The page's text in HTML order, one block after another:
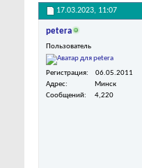
17.03.2023, 11:07
petera
Пользователь
Регистрация
06.05.2011
Адрес
Минск
Сообщений
4,220